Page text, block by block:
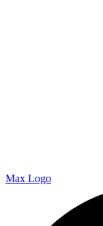
Max Logo